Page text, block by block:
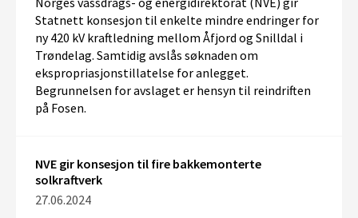
Statnett konsesjon til enkelte mindre endringer for
ny420 kV kraftledning mellom Åfjord og Snilldal i
Trøndelag. Samtidig avslås søknaden om
ekspropriasjonstillatelse foranlegget.
Begrunnelsen for avslaget er hensyn til reindriften
på Fosen.
NVE gir konsesjon til fire bakkemonterte
solkraftverk
27.06.2024